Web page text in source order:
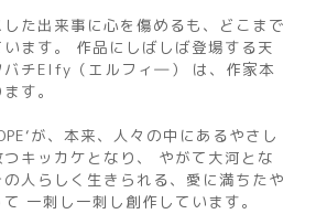
た出来事に心を傷めるも、どこまで
ます。 作品にしばしば登場する天
バチElfy（エルフィ―） は、作家本
す。
が、本来、人々の中にあるやさし
キッカケとなり、 やがて大河とな
人らしく生きられる、愛に満ちたや
一刺し一刺し創作しています。